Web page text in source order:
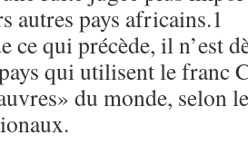
autres pays africains.1
ce qui précède, il n’est
qui utilisent le franc
du monde, selon